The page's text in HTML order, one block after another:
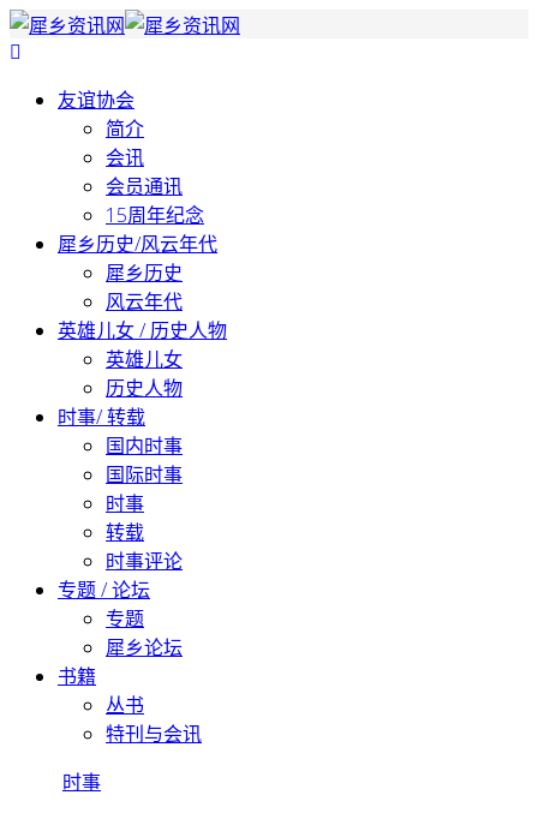
友谊协会
简介
会讯
会员通讯
15周年纪念
犀乡历史/风云年代
犀乡历史
风云年代
英雄儿女 / 历史人物
英雄儿女
历史人物
时事/ 转载
国内时事
国际时事
时事
转载
时事评论
专题 / 论坛
专题
犀乡论坛
书籍
丛书
特刊与会讯
时事